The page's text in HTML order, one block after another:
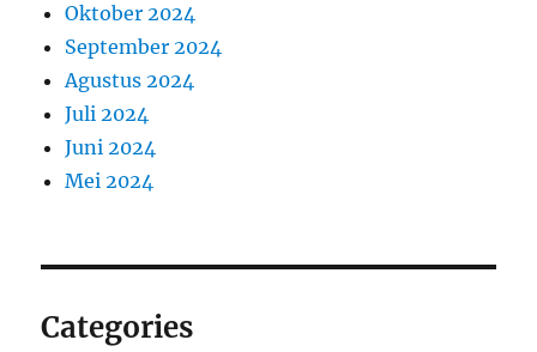
Oktober 2024
September 2024
Agustus 2024
Juli 2024
Juni 2024
Mei 2024
Categories